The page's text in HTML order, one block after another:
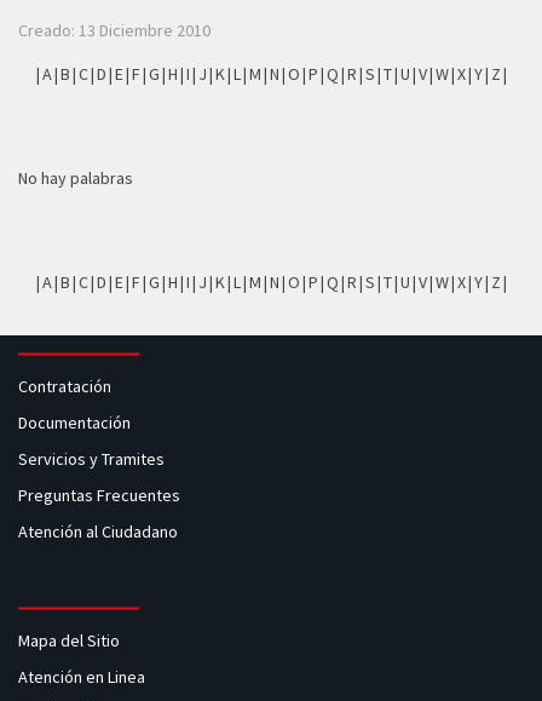
Creado: 13 Diciembre 2010
|A|B|C|D|E|F|G|H|I| J|K|L|M|N|O|P|Q|R|S|T|U|V|W|X|Y| Z|
No hay palabras
|A|B|C|D|E|F|G|H|I| J|K|L|M|N|O|P|Q|R|S|T|U|V|W|X|Y| Z|
Contratación
Documentación
Servicios y Tramites
Preguntas Frecuentes
Atención al Ciudadano
Mapa del Sitio
Atención en Linea